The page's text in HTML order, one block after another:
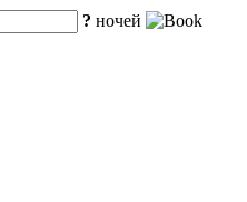
? ночей